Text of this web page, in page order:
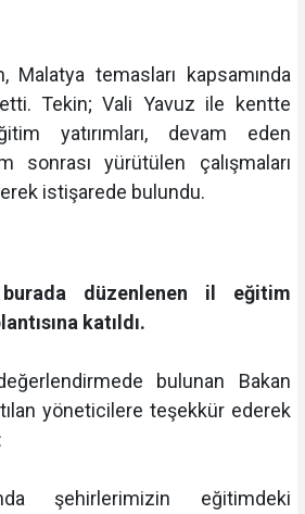
Malatya temasları kapsamında
Tekin; Vali Yavuz ile kentte
yatırımları, devam eden
sonrası yürütülen çalışmaları
istişarede bulundu.
burada düzenlenen il eğitim
katıldı.
bulunan Bakan
yöneticilere teşekkür ederek
şehirlerimizin eğitimdeki